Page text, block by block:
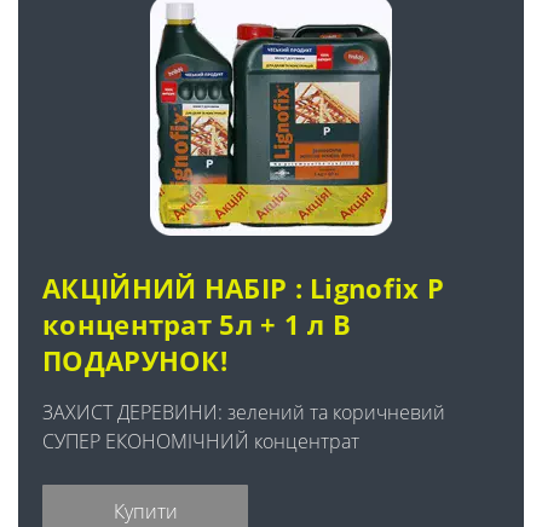
АКЦІЙНИЙ НАБІР : Lignofix P
концентрат 5л + 1 л В
ПОДАРУНОК!
ЗАХИСТ ДЕРЕВИНИ: зелений та коричневий
СУПЕР ЕКОНОМІЧНИЙ концентрат
Купити